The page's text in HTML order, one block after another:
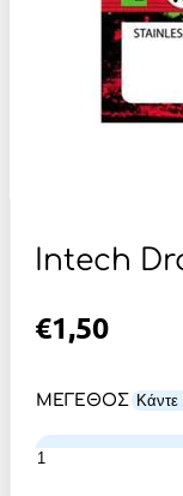
Intech
€1,50
ΜΕΓΕΘΟΣ
Intech
Drop